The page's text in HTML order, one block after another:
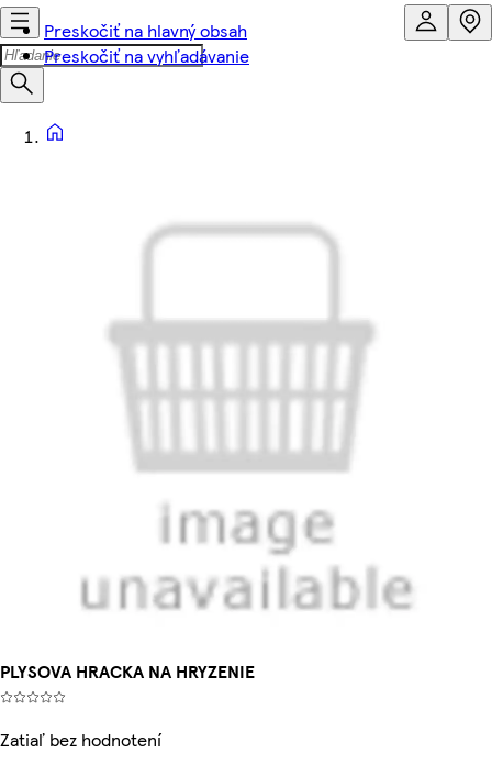
Preskočiť na hlavný obsah
Preskočiť na vyhľadávanie
PLYSOVA HRACKA NA HRYZENIE
Zatiaľ bez hodnotení